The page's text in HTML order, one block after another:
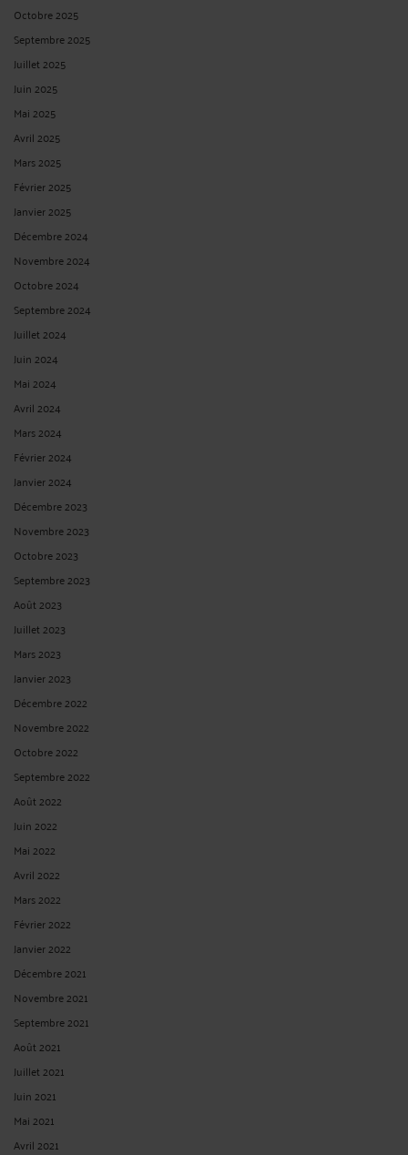
Octobre 2025
Septembre 2025
Juillet 2025
Juin 2025
Mai 2025
Avril 2025
Mars 2025
Février 2025
Janvier 2025
Décembre 2024
Novembre 2024
Octobre 2024
Septembre 2024
Juillet 2024
Juin 2024
Mai 2024
Avril 2024
Mars 2024
Février 2024
Janvier 2024
Décembre 2023
Novembre 2023
Octobre 2023
Septembre 2023
Août 2023
Juillet 2023
Mars 2023
Janvier 2023
Décembre 2022
Novembre 2022
Octobre 2022
Septembre 2022
Août 2022
Juin 2022
Mai 2022
Avril 2022
Mars 2022
Février 2022
Janvier 2022
Décembre 2021
Novembre 2021
Septembre 2021
Août 2021
Juillet 2021
Juin 2021
Mai 2021
Avril 2021